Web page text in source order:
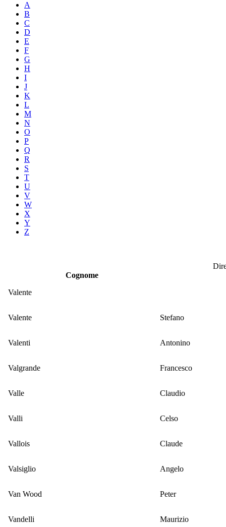
A
B
C
D
E
F
G
H
I
J
K
L
M
N
O
P
Q
R
S
T
U
V
W
X
Y
Z
Cognome
Valente
Valente Stefano
Valenti Antonino
Valgrande Francesco
Valle Claudio
Valli Celso
Vallois Claude
Valsiglio Angelo
Van Wood Peter
Vandelli Maurizio